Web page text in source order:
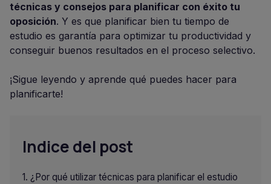
técnicas y consejos para planificar con éxito tu
oposición. Y es que planificar bien tu tiempo de
estudio es garantía para optimizar tu productividad y
conseguir buenos resultados en el proceso selectivo.
¡Sigue leyendo y aprende qué puedes hacer para
planificarte!
Indice del post
¿Por qué utilizar técnicas para planificar el estudio